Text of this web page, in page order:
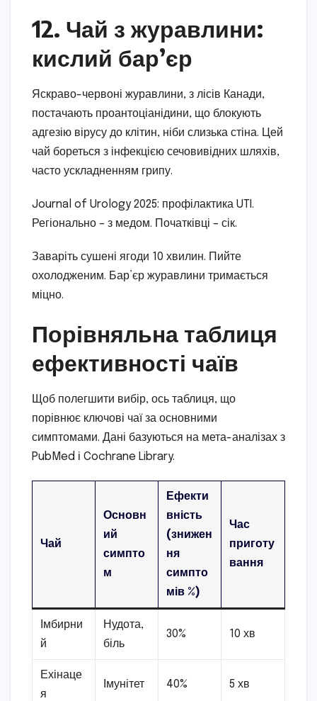
12. Чай з журавлини:
кислий бар’єр
Яскраво-червоні журавлини, з лісів Канади,
постачають проантоціанідини, що блокують
адгезію вірусу до клітин, ніби слизька стіна. Цей
чай бореться з інфекцією сечовивідних шляхів,
часто ускладненням грипу.
Journal of Urology 2025: профілактика UTI.
Регіонально – з медом. Початківці – сік.
Заваріть сушені ягоди 10 хвилин. Пийте
охолодженим. Бар’єр журавлини тримається
міцно.
Порівняльна таблиця
ефективності чаїв
Щоб полегшити вибір, ось таблиця, що
порівнює ключові чаї за основними
симптомами. Дані базуються на мета-аналізах з
PubMed і Cochrane Library.
Чай
Основн
ий
симпто
м
Ефекти
вність
(знижен
ня
симпто
мів %)
Час
приготу
вання
Імбирни
й
Нудота,
біль
30% 10 хв
Ехінаце
я
Імунітет 40% 5 хв